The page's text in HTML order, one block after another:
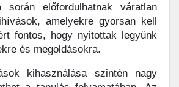
során előfordulhatnak váratlan
amelyekre gyorsan kell
fontos, hogy nyitottak legyünk
és megoldásokra.
kihasználása szintén nagy